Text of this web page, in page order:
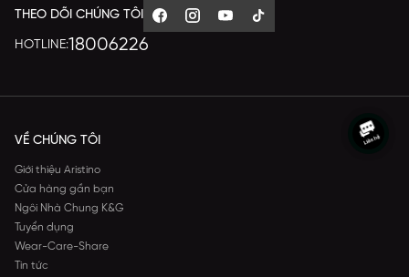
THEO DÕI CHÚNG TÔI
HOTLINE:18006226
VỀ CHÚNG TÔI
Giới thiệu Aristino
Cửa hàng gần bạn
Ngôi Nhà Chung K&G
Tuyển dụng
Wear-Care-Share
Tin tức